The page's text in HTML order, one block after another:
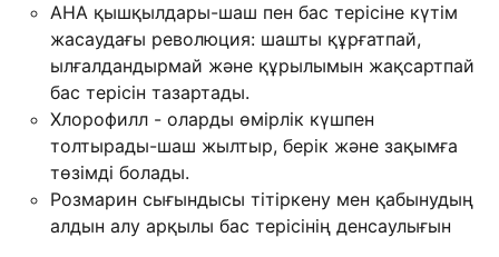
АНА қышқылдары-шаш пен бас терісіне күтім
жасаудағы революция: шашты құрғатпай,
ылғалдандырмай және құрылымын жақсартпай
бас терісін тазартады.
Хлорофилл - оларды өмірлік күшпен
толтырады-шаш жылтыр, берік және зақымға
төзімді болады.
Розмарин сығындысы тітіркену мен қабынудың
алдын алу арқылы бас терісінің денсаулығын